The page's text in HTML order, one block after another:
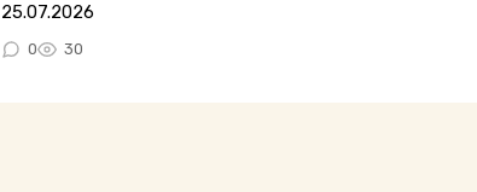
25.07.2026
0 30